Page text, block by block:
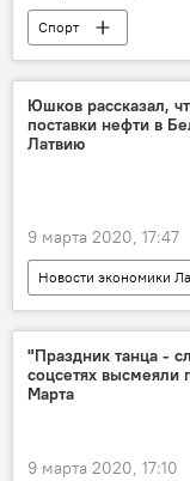
Спорт
Национальная
Кристапс Порзингис
Юшков рассказал,
поставки нефти в
Латвию
9 марта 2020, 17:47
Новости экономики
Радио Sputnik Латвия
нефть
"Праздник танца -
соцсетях высмеяли
Марта
9 марта 2020, 17:10